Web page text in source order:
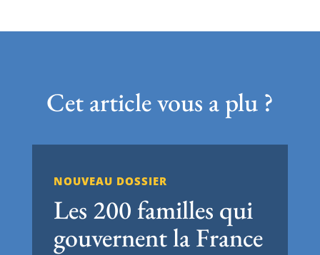
Cet article vous a plu ?
NOUVEAU DOSSIER
Les 200 familles qui
gouvernent la France